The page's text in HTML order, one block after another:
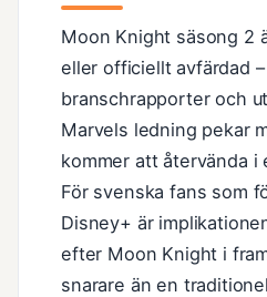
Moon Knight säsong 2
eller officiellt avfärdad
branschrapporter och
Marvels ledning pekar
kommer att återvända i
För svenska fans som
Disney+ är
efter Moon Knight i
snarare än en